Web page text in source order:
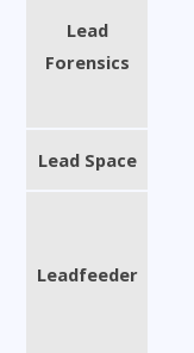
Lead
Forensics
Lead Space
Leadfeeder